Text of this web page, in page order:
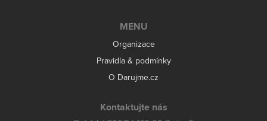
MENU
Organizace
Pravidla & podmínky
O Darujme.cz
Kontaktujte nás